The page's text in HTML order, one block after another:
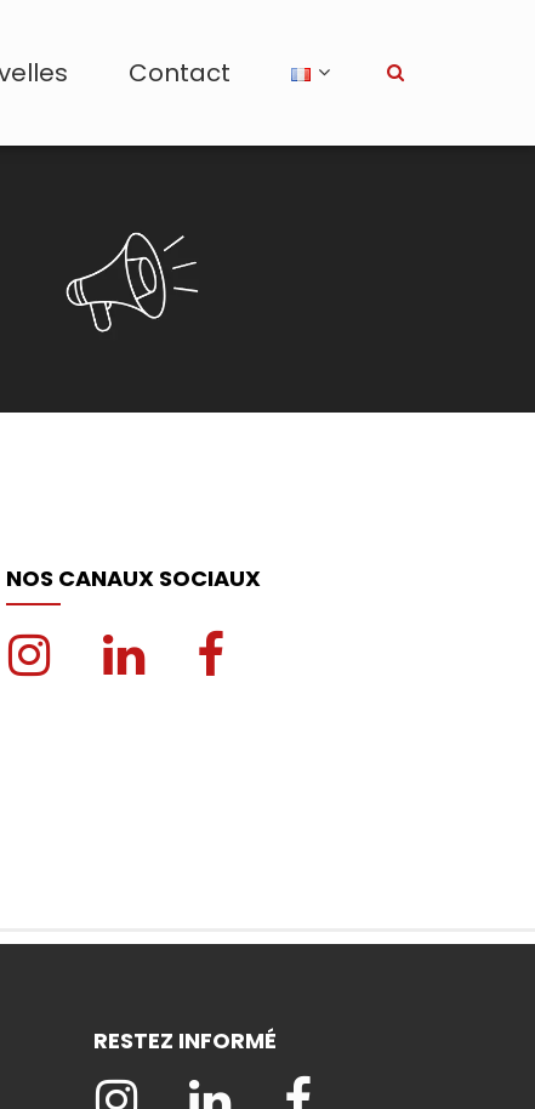
Contact
NOS CANAUX SOCIAUX
RESTEZ INFORMÉ